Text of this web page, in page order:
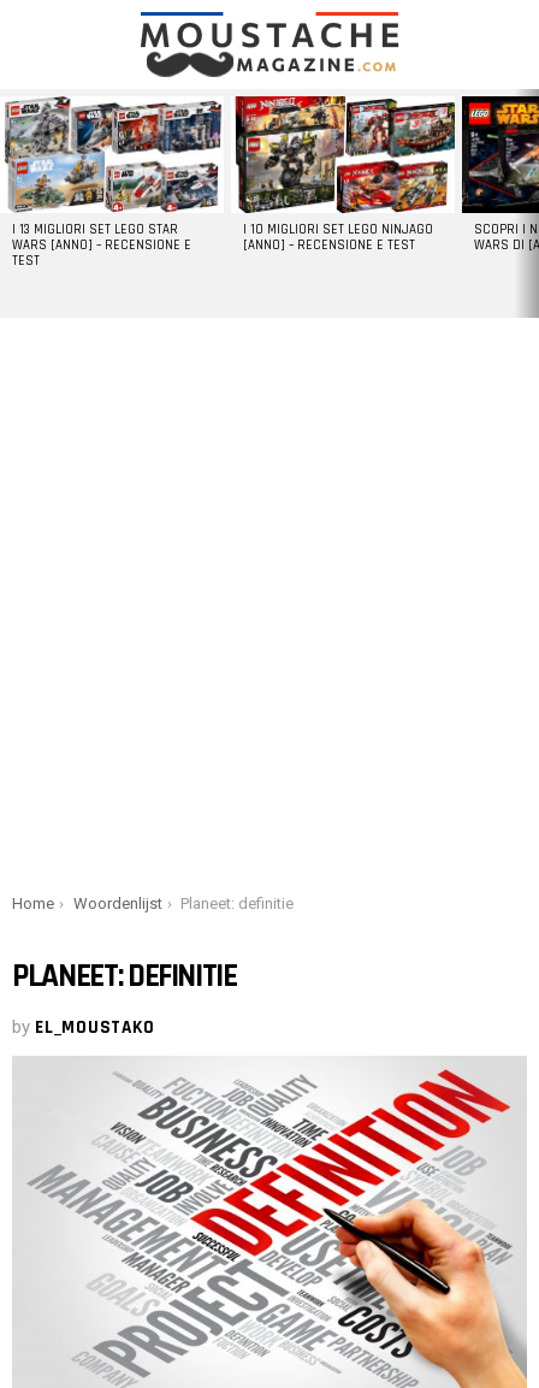
LATEST
STORIES
I 13 MIGLIORI SET LEGO STAR
WARS [ANNO] – RECENSIONE E
TEST
I 10 MIGLIORI SET LEGO NINJAGO
[ANNO] – RECENSIONE E TEST
SCOPRI I
WARS DI
You are here:
Home Woordenlijst Planeet: definitie
PLANEET: DEFINITIE
by EL_MOUSTAKO